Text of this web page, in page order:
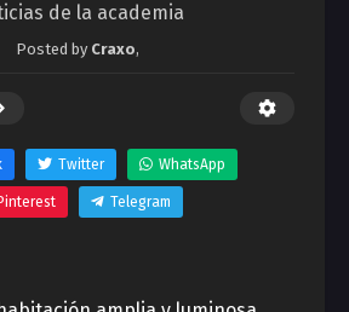
de la academia
Posted by Craxo,
Twitter WhatsApp
Pinterest Telegram